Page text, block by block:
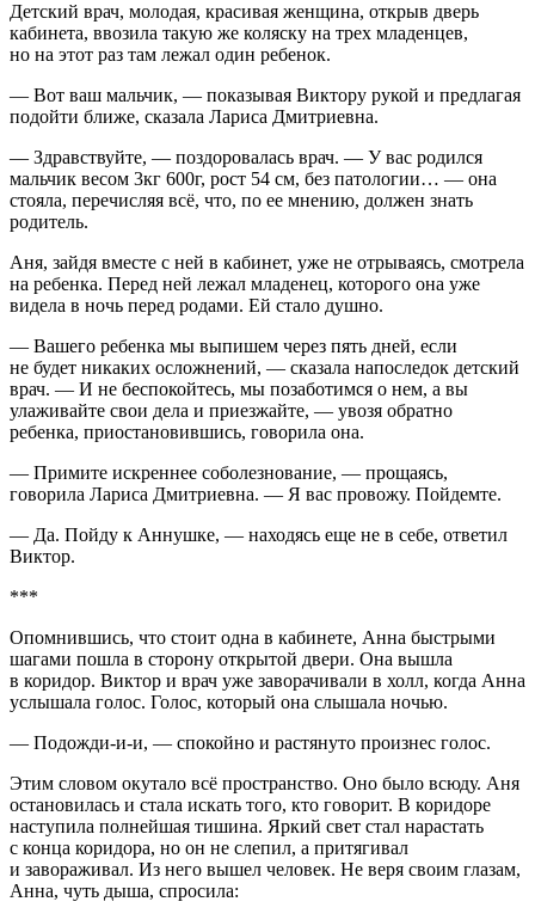
Детский врач, молодая, красивая женщина, открыв дверь
кабинета, ввозила такую же коляску на трех младенцев,
но на этот раз там лежал один ребенок.
— Вот ваш мальчик, — показывая Виктору рукой и предлагая
подойти ближе, сказала Лариса Дмитриевна.
— Здравствуйте, — поздоровалась врач. — У вас родился
мальчик весом 3кг 600г, рост 54 см, без патологии… — она
стояла, перечисляя всё, что, по ее мнению, должен знать
родитель.
Аня, зайдя вместе с ней в кабинет, уже не отрываясь, смотрела
на ребенка. Перед ней лежал младенец, которого она уже
видела в ночь перед родами. Ей стало душно.
— Вашего ребенка мы выпишем через пять дней, если
не будет никаких осложнений, — сказала напоследок детский
врач. — И не беспокойтесь, мы позаботимся о нем, а вы
улаживайте свои дела и приезжайте, — увозя обратно
ребенка, приостановившись, говорила она.
— Примите искреннее соболезнование, — прощаясь,
говорила Лариса Дмитриевна. — Я вас провожу. Пойдемте.
— Да. Пойду к Аннушке, — находясь еще не в себе, ответил
Виктор.
***
Опомнившись, что стоит одна в кабинете, Анна быстрыми
шагами пошла в сторону открытой двери. Она вышла
в коридор. Виктор и врач уже заворачивали в холл, когда Анна
услышала голос. Голос, который она слышала ночью.
— Подожди-и-и, — спокойно и растянуто произнес голос.
Этим словом окутало всё пространство. Оно было всюду. Аня
остановилась и стала искать того, кто говорит. В коридоре
наступила полнейшая тишина. Яркий свет стал нарастать
с конца коридора, но он не слепил, а притягивал
и завораживал. Из него вышел человек. Не веря своим глазам,
Анна, чуть дыша, спросила: